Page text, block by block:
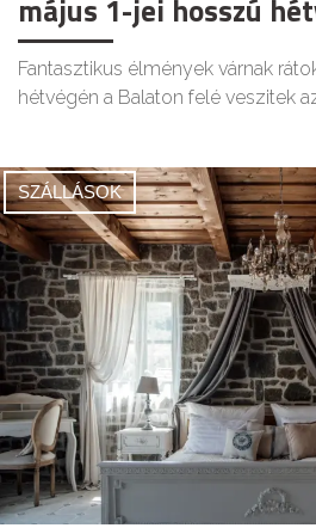
május 1-jei hosszú
Fantasztikus élmények várnak
hétvégén a Balaton felé veszitek
SZÁLLÁSOK